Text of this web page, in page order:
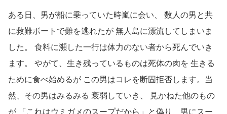
ある日、男が船に乗っていた時嵐に会い、 数人の男と共
に救難ボートで難を逃れたが 無人島に漂流してしまいま
した。 食料に瀕した一行は体力のない者から死んでいき
ます。 やがて、生き残っているものは死体の肉を 生きる
ために食べ始めるが この男はコレを断固拒否します。当
然、その男はみるみる 衰弱していき、 見かねた他のもの
が 「これはウミガメのスープだから」と偽り、男にスー